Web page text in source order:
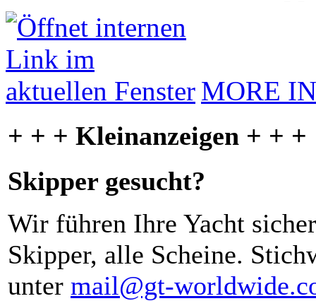
MORE
+ + + Kleinanzeigen + + +
Skipper gesucht?
Wir führen Ihre Yacht
Skipper, alle Scheine.
unter mail@gt-